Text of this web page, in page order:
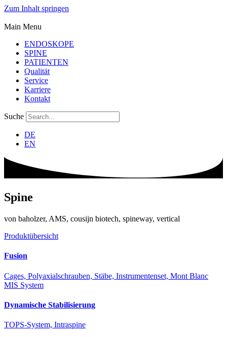
Zum Inhalt springen
Main Menu
ENDOSKOPE
SPINE
PATIENTEN
Qualität
Service
Karriere
Kontakt
Suche
DE
EN
Spine
von baholzer, AMS, cousijn biotech, spineway, vertical
Produktübersicht
Fusion
Cages, Polyaxialschrauben, Stäbe, Instrumentenset, Mont Blanc
MIS System
Dynamische Stabilisierung
TOPS-System, Intraspine